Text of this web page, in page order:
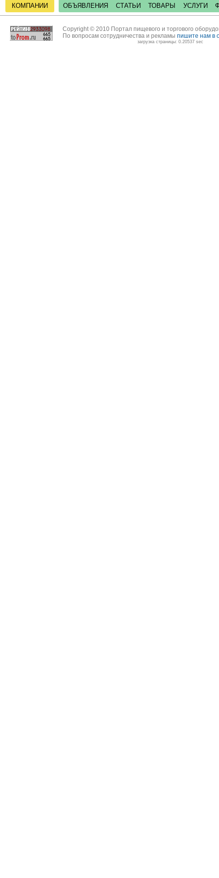
КОМПАНИИ ОБЪЯВЛЕНИЯ СТАТЬИ ТОВАРЫ УСЛУГИ
Copyright © 2010 Портал пищевого и торгового
По вопросам сотрудничества и рекламы пишите нам в
загрузка страницы: 0.20537 sec